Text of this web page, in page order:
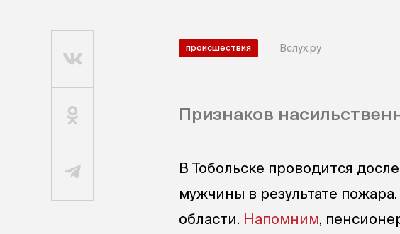
происшествия Вслух.ру
Признаков
В Тобольске проводится
мужчины в результате
области. Напомним,